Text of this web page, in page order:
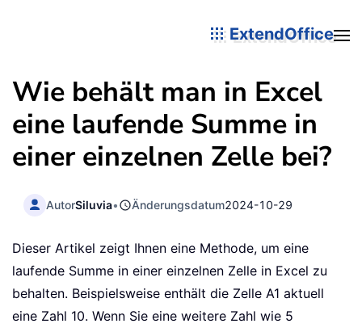
ExtendOffice
Wie behält man in Excel
eine laufende Summe in
einer einzelnen Zelle bei?
AutorSiluvia• Änderungsdatum2024-10-29
Dieser Artikel zeigt Ihnen eine Methode, um eine
laufende Summe in einer einzelnen Zelle in Excel zu
behalten. Beispielsweise enthält die Zelle A1 aktuell
eine Zahl 10. Wenn Sie eine weitere Zahl wie 5